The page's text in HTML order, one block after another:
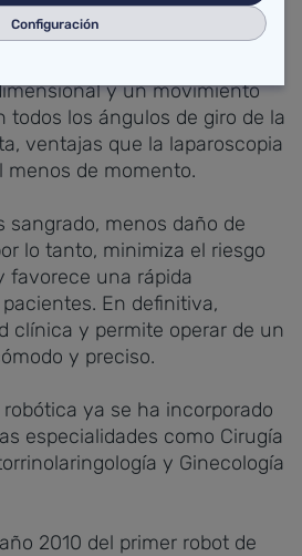
de forma muy
que el profesional tiene del
el temblor del cirujano,
y un movimiento
los ángulos de giro de la
ventajas que la laparoscopia
menos de momento.
sangrado, menos daño de
lo tanto, minimiza el riesgo
favorece una rápida
En definitiva,
clínica y permite operar de un
y preciso.
ya se ha incorporado
especialidades como Cirugía
y Ginecología
2010 del primer robot de
Configuración